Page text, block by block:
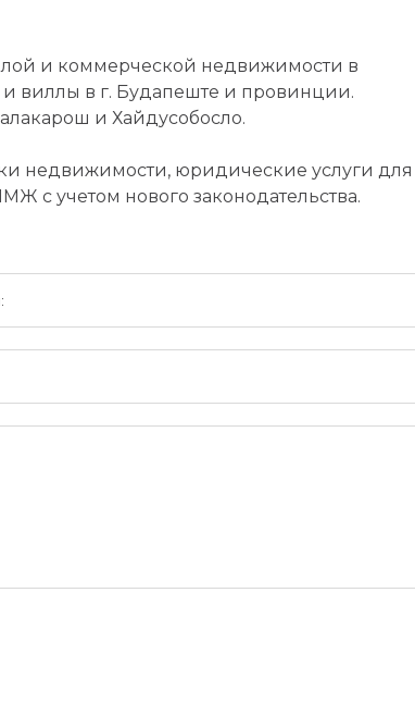
и коммерческой недвижимости в
виллы в г. Будапеште и провинции.
и Хайдусобосло.
недвижимости, юридические услуги для
с учетом нового законодательства.